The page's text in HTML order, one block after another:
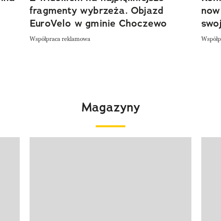
fragmenty wybrzeża. Objazd
EuroVelo w gminie Choczewo
Współpraca reklamowa
Magazyny